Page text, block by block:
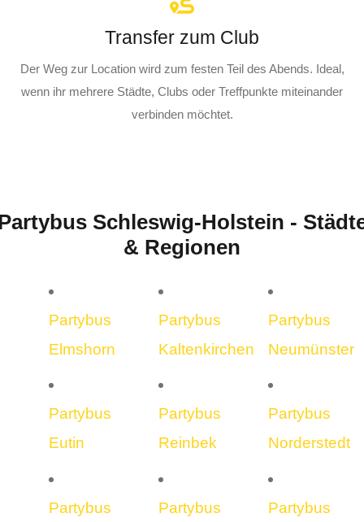
Transfer zum Club
Der Weg zur Location wird zum festen Teil des Abends. Ideal,
wenn ihr mehrere Städte, Clubs oder Treffpunkte miteinander
verbinden möchtet.
Schleswig-Holstein -
& Regionen
Partybus
Elmshorn
Partybus
Eutin
Partybus
Partybus
Kaltenkirchen
Partybus
Reinbek
Partybus
Partybus
Neumünster
Partybus
Norderstedt
Partybus